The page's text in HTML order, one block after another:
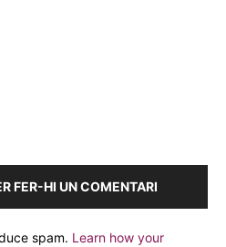
FER-HI UN COMENTARI
spam. Learn how your